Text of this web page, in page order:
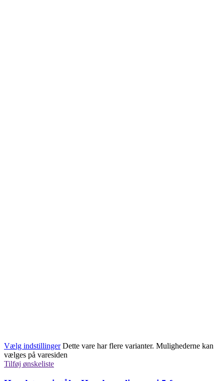
Vælg indstillinger Dette vare har flere varianter. Mulighederne kan
vælges på varesiden
Tilføj ønskeliste